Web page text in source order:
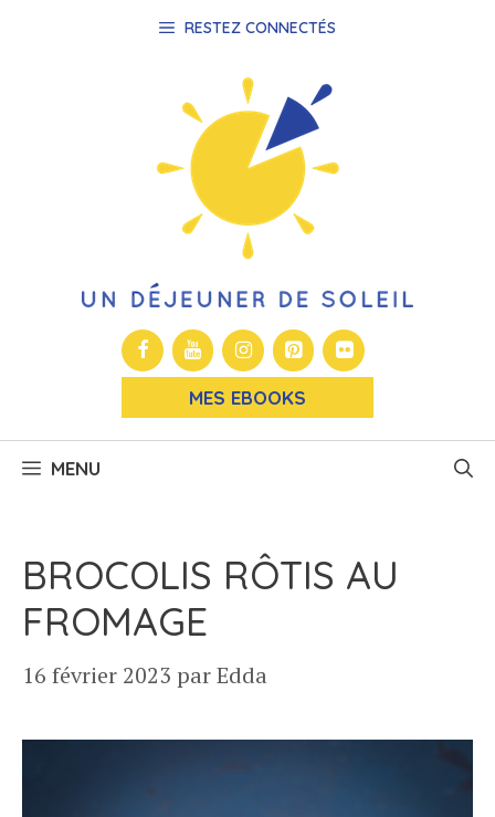
RESTEZ CONNECTÉS
MES EBOOKS
MENU
BROCOLIS RÔTIS AU
FROMAGE
16 février 2023 parEdda